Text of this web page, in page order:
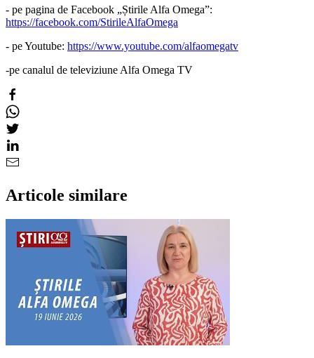
- pe pagina de Facebook „Știrile Alfa Omega”:
https://facebook.com/StirileAlfaOmega
- pe Youtube: https://www.youtube.com/alfaomegatv
-pe canalul de televiziune Alfa Omega TV
Articole similare